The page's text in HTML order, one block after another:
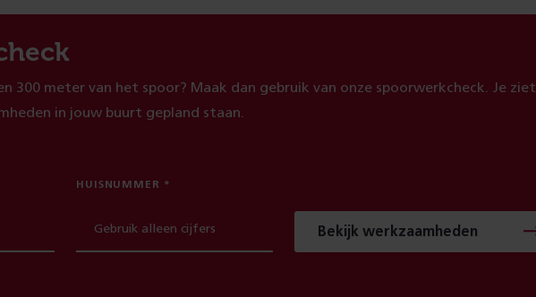
300 meter van het spoor? Maak dan gebruik van onze spoorwerkcheck. Je ziet
in jouw buurt gepland staan.
HUISNUMMER
Bekijk werkzaamheden